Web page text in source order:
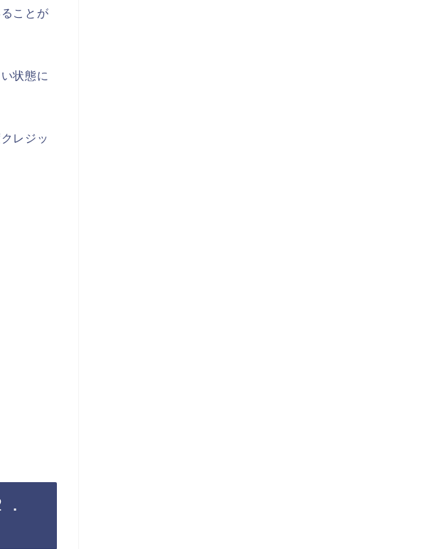
ことが
状態に
レジッ